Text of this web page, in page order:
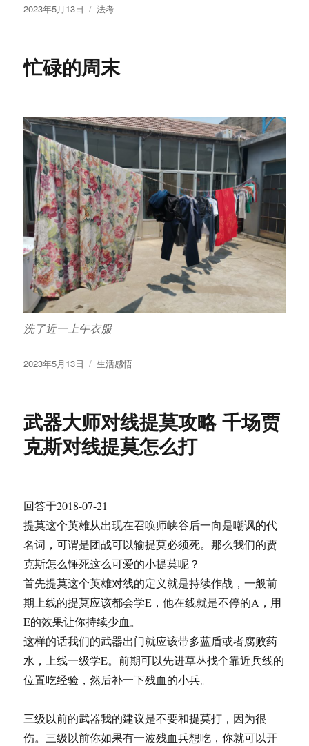
发
2023年5月13日
分
法考
忙碌的周末
洗了近一上午衣服
发
2023年5月13日
分
生活感悟
武器大师对线提莫攻略 千场贾
克斯对线提莫怎么打
回答于2018-07-21
提莫这个英雄从出现在召唤师峡谷后一向是嘲讽的代
名词，可谓是团战可以输提莫必须死。那么我们的贾
克斯怎么锤死这么可爱的小提莫呢？
首先提莫这个英雄对线的定义就是持续作战，一般前
期上线的提莫应该都会学E，他在线就是不停的A，用
E的效果让你持续少血。
这样的话我们的武器出门就应该带多蓝盾或者腐败药
水，上线一级学E。前期可以先进草丛找个靠近兵线的
位置吃经验，然后补一下残血的小兵。
三级以前的武器我的建议是不要和提莫打，因为很
伤。三级以前你如果有一波残血兵想吃，你就可以开